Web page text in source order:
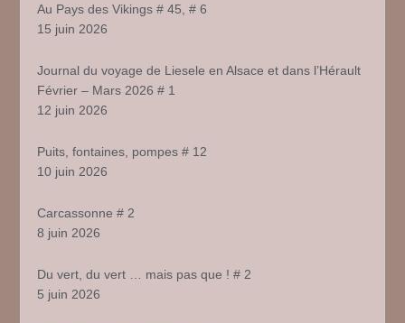
Au Pays des Vikings # 45, # 6
15 juin 2026
Journal du voyage de Liesele en Alsace et dans l’Hérault
Février – Mars 2026 # 1
12 juin 2026
Puits, fontaines, pompes # 12
10 juin 2026
Carcassonne # 2
8 juin 2026
Du vert, du vert … mais pas que ! # 2
5 juin 2026